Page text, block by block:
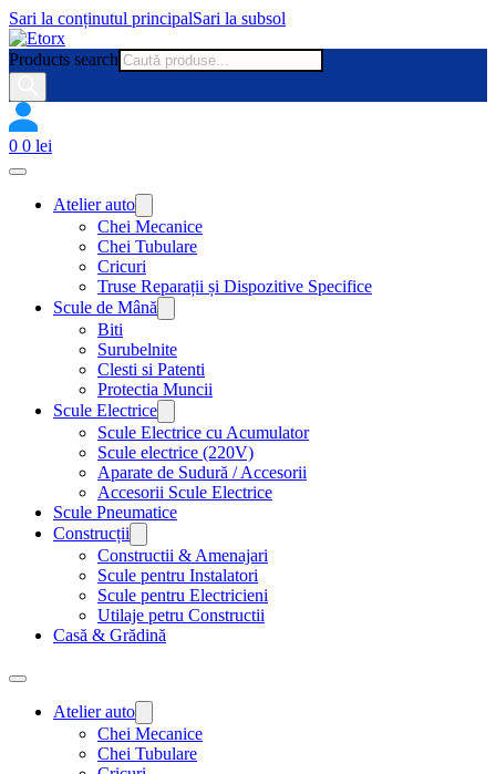
Sari la conținutul principalSari la subsol
Products search
0 0 lei
Atelier auto
Chei Mecanice
Chei Tubulare
Cricuri
Truse Reparații și Dispozitive Specifice
Scule de Mână
Biti
Surubelnite
Clesti si Patenti
Protectia Muncii
Scule Electrice
Scule Electrice cu Acumulator
Scule electrice (220V)
Aparate de Sudură / Accesorii
Accesorii Scule Electrice
Scule Pneumatice
Construcții
Constructii & Amenajari
Scule pentru Instalatori
Scule pentru Electricieni
Utilaje petru Constructii
Casă & Grădină
Atelier auto
Chei Mecanice
Chei Tubulare